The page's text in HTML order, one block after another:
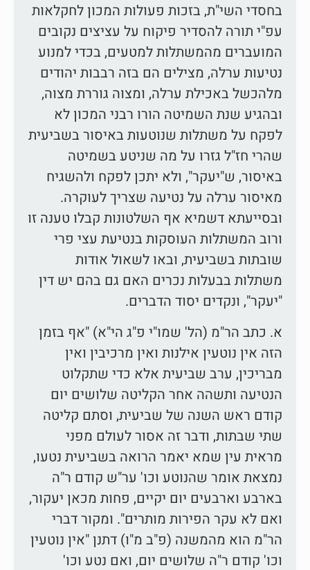
בחסדי השי"ת, בזכות פעולות המכון לחקלאות
עפ"י תורה להסדיר פיקוח על עציצים נקובים
המועברים מהמשתלות למטעים, בכדי למנוע
נטיעות ערלה, מצילים הם בזה רבבות יהודים
מלהכשל באכילת ערלה, ומצוה גוררת מצוה,
ובהגיע שנת השמיטה הורו רבני המכון לא
לפקח על משתלות שנוטעות באיסור בשביעית
שהרי חז"ל גזרו על מה שניטע בשמיטה
באיסור, ש"יעקר", ולא יתכן לפקח ולהשגיח
מאיסור ערלה על נטיעה שצריך לעוקרה.
ובסייעתא דשמיא אף השלטונות קבלו טענה זו
ורוב המשתלות העוסקות בנטיעת עצי פרי
שובתות בשביעית, ובאו לשאול אודות
משתלות בבעלות נכרים האם גם בהם יש דין
"יעקר", ונקדים יסוד הדברים.
א. כתב הר"מ (הל' שמו"י פ"ג הי"א) "אף בזמן
הזה אין נוטעין אילנות ואין מרכיבין ואין
מבריכין, ערב שביעית אלא כדי שתקלוט
הנטיעה ותשהה אחר הקליטה שלושים יום
קודם ראש השנה של שביעית, וסתם קליטה
שתי שבתות, ודבר זה אסור לעולם מפני
מראית עין שמא יאמר הרואה בשביעית נטעו,
נמצאת אומר שהנוטע וכו' ער"ש קודם ר"ה
בארבע וארבעים יום יקיים, פחות מכאן יעקור,
ואם לא עקר הפירות מותרים". ומקור דברי
הר"מ הוא מהמשנה (פ"ב מ"ו) דתנן "אין נוטעין
וכו' קודם ר"ה שלושים יום, ואם נטע וכו'